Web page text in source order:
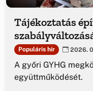
Tájékoztatás
Populáris hír 2026.
A győri GYHG
együttműködését.